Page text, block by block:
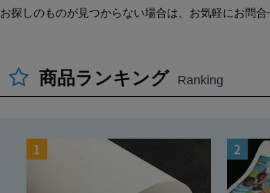
お探しのものが見つからない場合は、お気軽にお問合
商品ランキング Ranking